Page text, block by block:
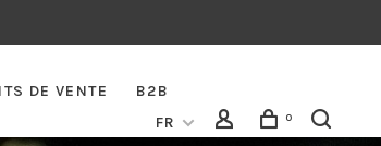
DE VENTE
B2B
FR
0